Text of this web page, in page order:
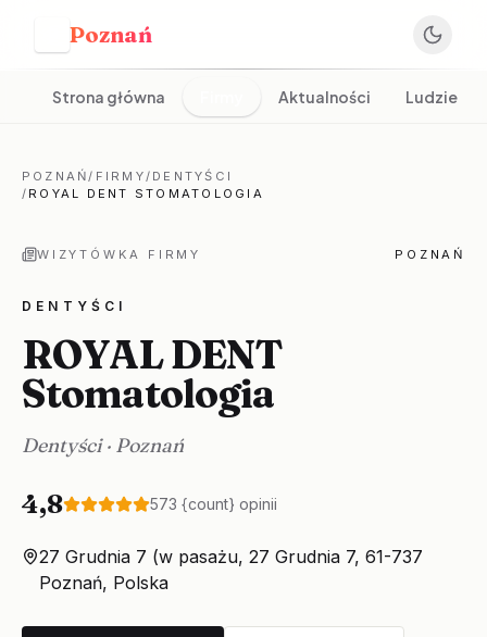
Poznań
Strona główna Aktualności Ludzie
POZNAŃ/ FIRMY/ DENTYŚCI
/ ROYAL DENT STOMATOLOGIA
WIZYTÓWKA FIRMY POZNAŃ
DENTYŚCI
ROYAL DENT
Stomatologia
Dentyści· Poznań
4,8 573 {count} opinii
27 Grudnia 7 (w pasażu, 27 Grudnia 7, 61-737
Poznań, Polska